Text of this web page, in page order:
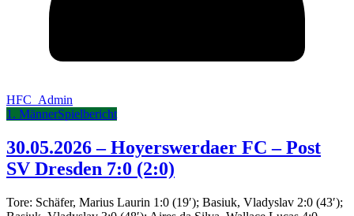
HFC_Admin
1. MännerSpielbericht
30.05.2026 – Hoyerswerdaer FC – Post
SV Dresden 7:0 (2:0)
Tore: Schäfer, Marius Laurin 1:0 (19′); Basiuk, Vladyslav 2:0 (43′);